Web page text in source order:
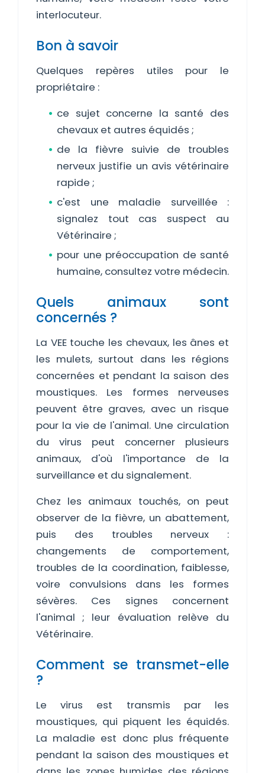
interlocuteur.
Bon à savoir
Quelques repères utiles pour le
propriétaire :
ce sujet concerne la santé des
chevaux et autres équidés ;
de la fièvre suivie de troubles
nerveux justifie un avis vétérinaire
rapide ;
c'est une maladie surveillée :
signalez tout cas suspect au
Vétérinaire ;
pour une préoccupation de santé
humaine, consultez votre médecin.
Quels animaux sont
concernés ?
La VEE touche les chevaux, les ânes et
les mulets, surtout dans les régions
concernées et pendant la saison des
moustiques. Les formes nerveuses
peuvent être graves, avec un risque
pour la vie de l'animal. Une circulation
du virus peut concerner plusieurs
animaux, d'où l'importance de la
surveillance et du signalement.
Chez les animaux touchés, on peut
observer de la fièvre, un abattement,
puis des troubles nerveux :
changements de comportement,
troubles de la coordination, faiblesse,
voire convulsions dans les formes
sévères. Ces signes concernent
l'animal ; leur évaluation relève du
Vétérinaire.
Comment se transmet-elle
?
Le virus est transmis par les
moustiques, qui piquent les équidés.
La maladie est donc plus fréquente
pendant la saison des moustiques et